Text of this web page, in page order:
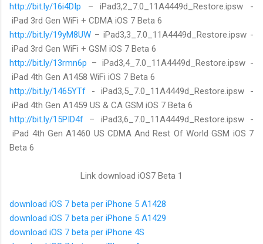
http://bit.ly/16i4DIp – iPad3,2_7.0_11A4449d_Restore.ipsw -
iPad 3rd Gen WiFi + CDMA iOS 7 Beta 6
http://bit.ly/19yM8UW – iPad3,3_7.0_11A4449d_Restore.ipsw -
iPad 3rd Gen WiFi + GSM iOS 7 Beta 6
http://bit.ly/13rmn6p – iPad3,4_7.0_11A4449d_Restore.ipsw -
iPad 4th Gen A1458 WiFi iOS 7 Beta 6
http://bit.ly/1465YTf - iPad3,5_7.0_11A4449d_Restore.ipsw -
iPad 4th Gen A1459 US & CA GSM iOS 7 Beta 6
http://bit.ly/15PID4f – iPad3,6_7.0_11A4449d_Restore.ipsw -
iPad 4th Gen A1460 US CDMA And Rest Of World GSM iOS 7
Beta 6
Link download iOS7 Beta 1
download iOS 7 beta per iPhone 5 A1428
download iOS 7 beta per iPhone 5 A1429
download iOS 7 beta per iPhone 4S